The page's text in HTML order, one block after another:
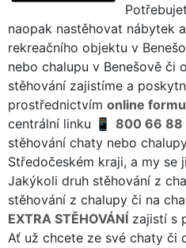
naopak nastěhovat nábytek
rekreačního objektu v
nebo chalupu v Benešově či
stěhování zajistíme a
prostřednictvím online
centrální linku
800 66 88
stěhování chaty nebo
Středočeském kraji, a my se
Jakýkoli druh stěhování z
stěhování z chalupy či na
EXTRA STĚHOVÁNÍ zajistí s
Ať už chcete ze své chaty či